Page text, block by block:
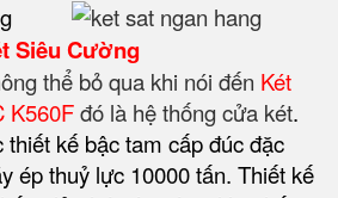
Siêu Cường
thể bỏ qua khi nói đến Két
K560Fđó là hệ thống cửa két.
kế bậc tam cấp đúc đặc
ép thuỷ lực 10000 tấn. Thiết kế